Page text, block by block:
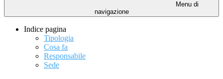
Menu di
navigazione
Indice pagina
Tipologia
Cosa fa
Responsabile
Sede